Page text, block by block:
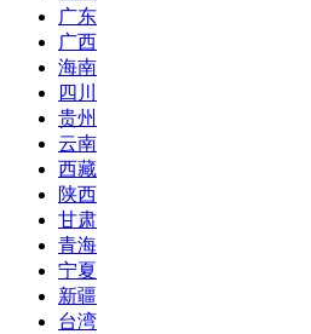
广东
广西
海南
四川
贵州
云南
西藏
陕西
甘肃
青海
宁夏
新疆
台湾